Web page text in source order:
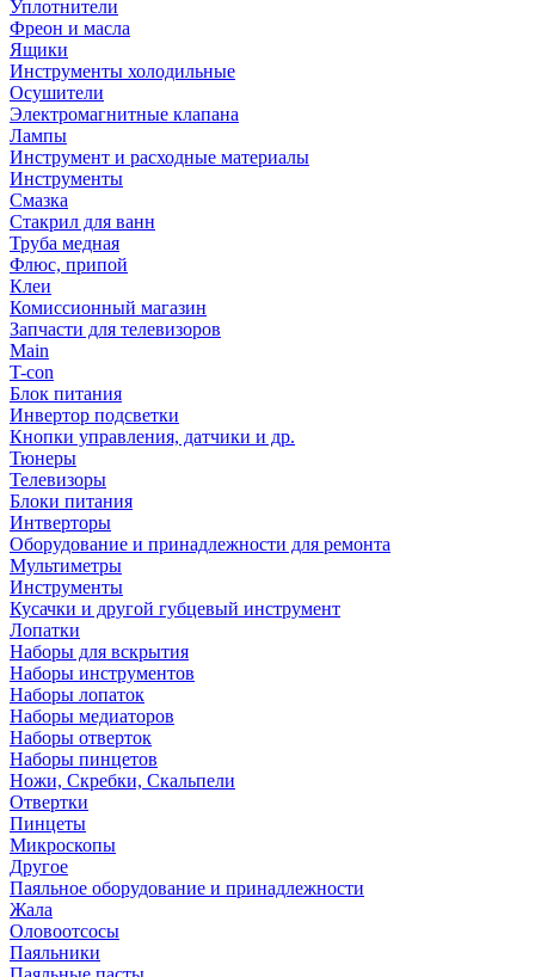
Уплотнители
Фреон и масла
Ящики
Инструменты холодильные
Осушители
Электромагнитные клапана
Лампы
Инструмент и расходные материалы
Инструменты
Смазка
Стакрил для ванн
Труба медная
Флюс, припой
Клеи
Комиссионный магазин
Запчасти для телевизоров
Main
T-con
Блок питания
Инвертор подсветки
Кнопки управления, датчики и др.
Тюнеры
Телевизоры
Блоки питания
Интверторы
Оборудование и принадлежности для ремонта
Мультиметры
Инструменты
Кусачки и другой губцевый инструмент
Лопатки
Наборы для вскрытия
Наборы инструментов
Наборы лопаток
Наборы медиаторов
Наборы отверток
Наборы пинцетов
Ножи, Скребки, Скальпели
Отвертки
Пинцеты
Микроскопы
Другое
Паяльное оборудование и принадлежности
Жала
Оловоотсосы
Паяльники